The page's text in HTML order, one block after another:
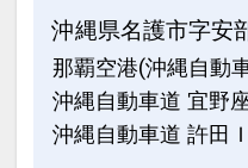
名護市街地に立地
●客室フロアへ乾
燥機を設置致しま
●インターネット
あり♪
大浴場のご案内
沖縄県名護市字安
那覇空港(沖縄自動
沖縄自動車道 宜野
沖縄自動車道 許田